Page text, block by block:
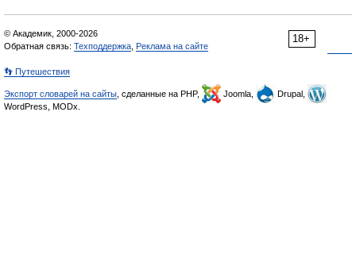
18+
© Академик, 2000-2026
Обратная связь: Техподдержка Реклама на сайте
👣 Путешествия
Экспорт словарей на сайты , сделанные на PHP, Joomla,
Drupal,
WordPress, MODx.